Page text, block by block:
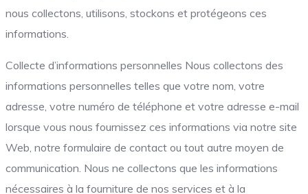
nous collectons, utilisons, stockons et protégeons ces
informations.
Collecte d’informations personnelles Nous collectons des
informations personnelles telles que votre nom, votre
adresse, votre numéro de téléphone et votre adresse e-mail
lorsque vous nous fournissez ces informations via notre site
Web, notre formulaire de contact ou tout autre moyen de
communication. Nous ne collectons que les informations
nécessaires à la fourniture de nos services et à la